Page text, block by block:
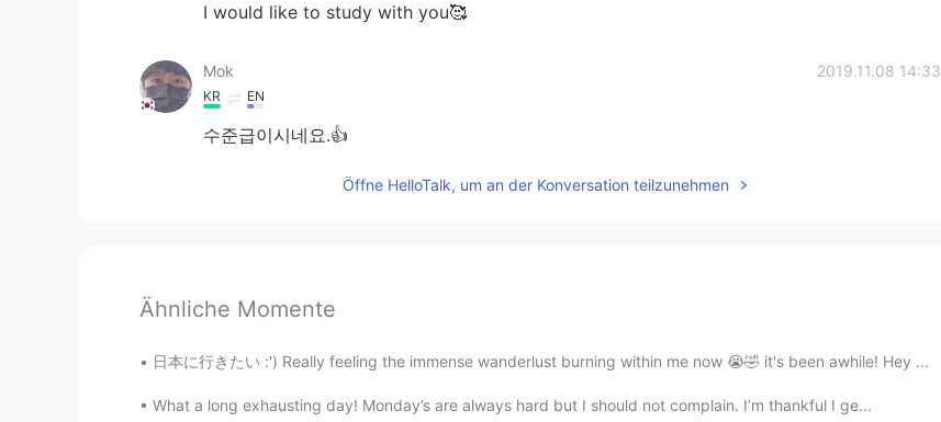
I would like to study with you🥰
Mok 2019.11.08 14:33
KR EN
수준급이시네요.👍
Öffne HelloTalk, um an der Konversation teilzunehmen
Ähnliche Momente
日本に行きたい :') Really feeling the immense wanderlust burning within me now 😭🤣 it's been awhile! Hey ...
What a long exhausting day! Monday’s are always hard but I should not complain. I’m thankful I ge...